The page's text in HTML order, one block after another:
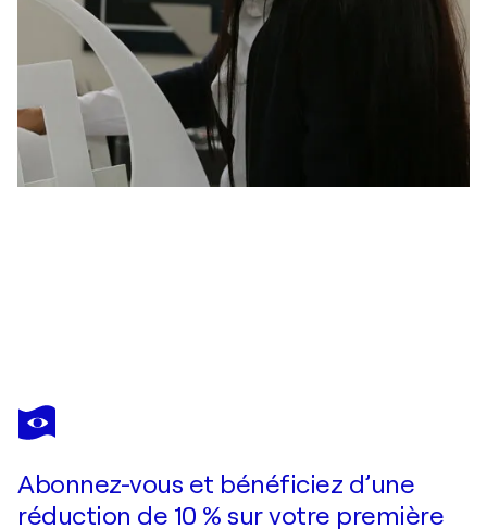
TATIANA LEBEDEV
Abstraction AG_105
Abonnez-vous et bénéficiez d’une
réduction de 10 % sur votre première